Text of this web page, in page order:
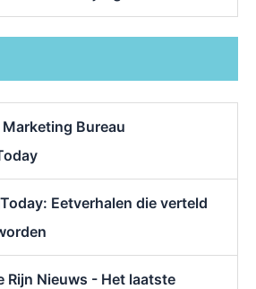
Bureau
Eetverhalen die verteld
Rijn Nieuws - Het laatste